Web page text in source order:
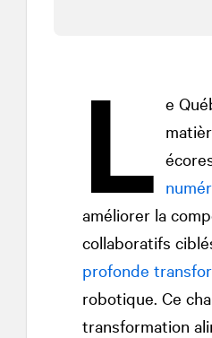
L e
améliorer la
collaboratifs
profonde
robotique. Ce
transformation